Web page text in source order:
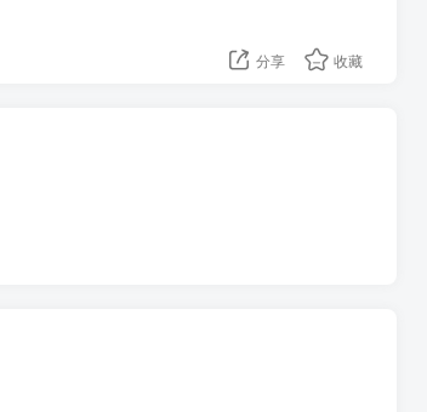
分享 收藏